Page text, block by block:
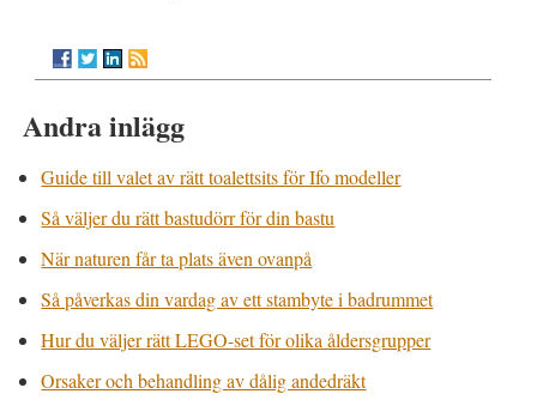
Andra inlägg
Guide till valet av rätt toalettsits för Ifo modeller
Så väljer du rätt bastudörr för din bastu
När naturen får ta plats även ovanpå
Så påverkas din vardag av ett stambyte i badrummet
Hur du väljer rätt LEGO-set för olika åldersgrupper
Orsaker och behandling av dålig andedräkt